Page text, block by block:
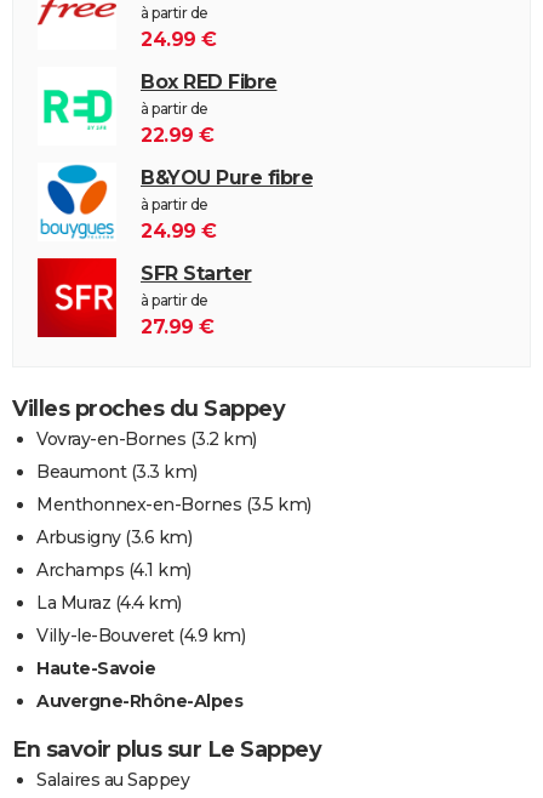
à partir de
24.99 €
Box RED Fibre
à partir de
22.99 €
B&YOU Pure fibre
à partir de
24.99 €
SFR Starter
à partir de
27.99 €
Villes proches du Sappey
Vovray-en-Bornes (3.2 km)
Beaumont(3.3 km)
Menthonnex-en-Bornes (3.5 km)
Arbusigny(3.6 km)
Archamps (4.1 km)
La Muraz (4.4 km)
Villy-le-Bouveret(4.9 km)
Haute-Savoie
Auvergne-Rhône-Alpes
En savoir plus sur Le Sappey
Salaires au Sappey